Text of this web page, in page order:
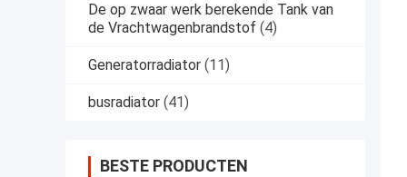
De op zwaar werk berekende Tank van
de Vrachtwagenbrandstof (4)
Generatorradiator (11)
busradiator (41)
BESTE PRODUCTEN